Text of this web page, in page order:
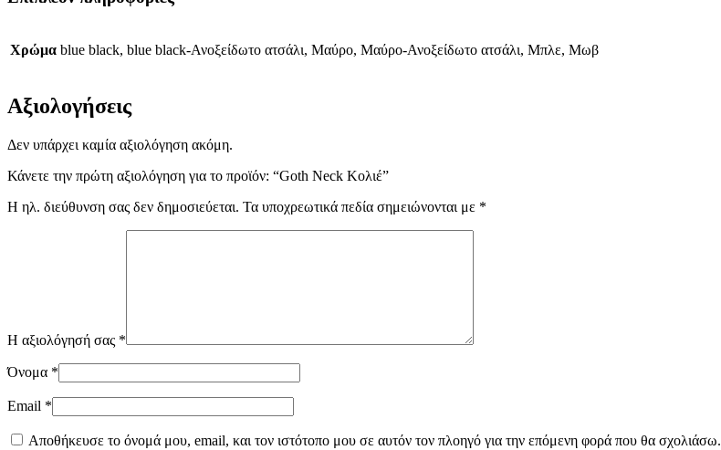
Χρώμα blue black, blue black-Ανοξείδωτο ατσάλι, Μαύρο, Μαύρο-Ανοξείδωτο ατσάλι, Μπλε, Μωβ
Αξιολογήσεις
Δεν υπάρχει καμία αξιολόγηση ακόμη.
Κάνετε την πρώτη αξιολόγηση για το προϊόν: “Goth Neck Κολιέ”
Η ηλ. διεύθυνση σας δεν δημοσιεύεται. Τα υποχρεωτικά πεδία σημειώνονται με *
Η αξιολόγησή σας *
Όνομα *
Email *
Αποθήκευσε το όνομά μου, email, και τον ιστότοπο μου σε αυτόν τον πλοηγό για την επόμενη φορά που θα σχολιάσω.